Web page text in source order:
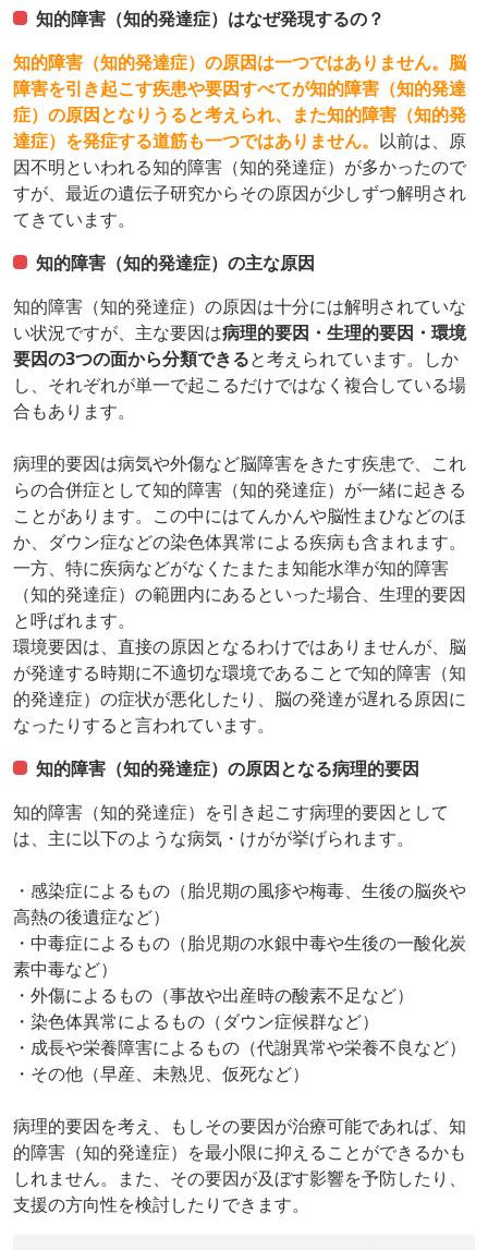
知的障害（知的発達症）はなぜ発現するの？
知的障害（知的発達症）の原因は一つではありません。脳
障害を引き起こす疾患や要因すべてが知的障害（知的発達
症）の原因となりうると考えられ、また知的障害（知的発
達症）を発症する道筋も一つではありません。 以前は、原
因不明といわれる知的障害（知的発達症）が多かったので
すが、最近の遺伝子研究からその原因が少しずつ解明され
てきています。
知的障害（知的発達症）の主な原因
知的障害（知的発達症）の原因は十分には解明されていな
い状況ですが、主な要因は病理的要因・生理的要因・環境
要因の3つの面から分類できると考えられています。しか
し、それぞれが単一で起こるだけではなく複合している場
合もあります。
病理的要因は病気や外傷など脳障害をきたす疾患で、これ
らの合併症として知的障害（知的発達症）が一緒に起きる
ことがあります。この中にはてんかんや脳性まひなどのほ
か、ダウン症などの染色体異常による疾病も含まれます。
一方、特に疾病などがなくたまたま知能水準が知的障害
（知的発達症）の範囲内にあるといった場合、生理的要因
と呼ばれます。
環境要因は、直接の原因となるわけではありませんが、脳
が発達する時期に不適切な環境であることで知的障害（知
的発達症）の症状が悪化したり、脳の発達が遅れる原因に
なったりすると言われています。
知的障害（知的発達症）の原因となる病理的要因
知的障害（知的発達症）を引き起こす病理的要因として
は、主に以下のような病気・けがが挙げられます。
・感染症によるもの（胎児期の風疹や梅毒、生後の脳炎や
高熱の後遺症など）
・中毒症によるもの（胎児期の水銀中毒や生後の一酸化炭
素中毒など）
・外傷によるもの（事故や出産時の酸素不足など）
・染色体異常によるもの（ダウン症候群など）
・成長や栄養障害によるもの（代謝異常や栄養不良など）
・その他（早産、未熟児、仮死など）
病理的要因を考え、もしその要因が治療可能であれば、知
的障害（知的発達症）を最小限に抑えることができるかも
しれません。また、その要因が及ぼす影響を予防したり、
支援の方向性を検討したりできます。